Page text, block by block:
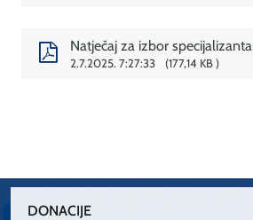
Natječaj za izbor specijalizanta
2.7.2025. 7:27:33 177,14 KB
DONACIJE